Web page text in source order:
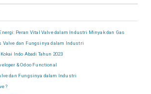
Peran Vital Valve dalam Industri Minyak dan Gas
Valve dan Fungsinya dalam Industri
Indo Abadi Tahun 2023
& Odoo Functional
dan Fungsinya dalam Industri
?